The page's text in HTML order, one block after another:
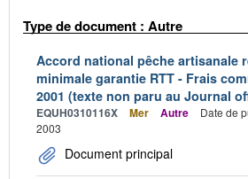
Type de document : Autre
Accord national pêche artisanale
minimale garantie RTT - Frais
2001 (texte non paru au Journal
EQUH0310116X Mer Autre
Date de
2003
Document principal